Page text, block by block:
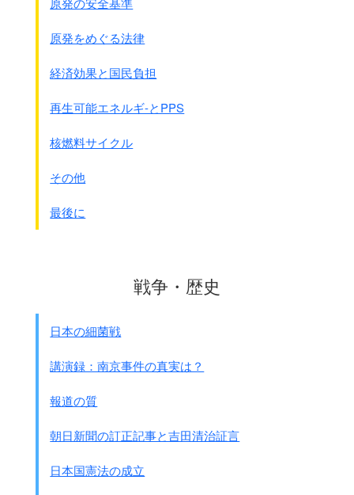
1940年11～12月
注：39年1月と10月の金額は記入されていなかったため、平
三菱商事の資料がなく、この一覧表は三井物産のみです
三菱分も入れるとこの倍以上の数字になると思われま
注：三井物産は1990年10月、当時の「業務日誌」を公開し
この輸入は一般の貿易統計には載っていないので、
イラン産阿片は
れたのです。
注：東京裁判での里見甫の証言から
当時の為替レ－ト(1ドル＝4円)で計算すると8000万円以上で
す。
当時で8000万以上だと
現在では2000億円位でしょうか？
よく分かりませんが・・・・
戦争が日本に不利になり船で運ぶ事が困難になると、
改めて蒙彊阿片が登場します。
この阿片も三井物産が扱う事になりました。
原発をめぐる法律
経済効果と国民負担
再生可能エネルギ-とPPS
核燃料サイクル
その他
最後に
戦争・歴史
日本の細菌戦
講演録：南京事件の真実は？
報道の質
朝日新聞の訂正記事と吉田清治証言
日本国憲法の成立